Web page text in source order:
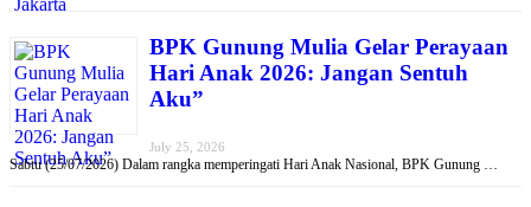
BPK Gunung Mulia Gelar Perayaan
Hari Anak 2026: Jangan Sentuh
Aku”
July 25, 2026
Sabtu (25/07/2026) Dalam rangka memperingati Hari Anak Nasional, BPK Gunung …